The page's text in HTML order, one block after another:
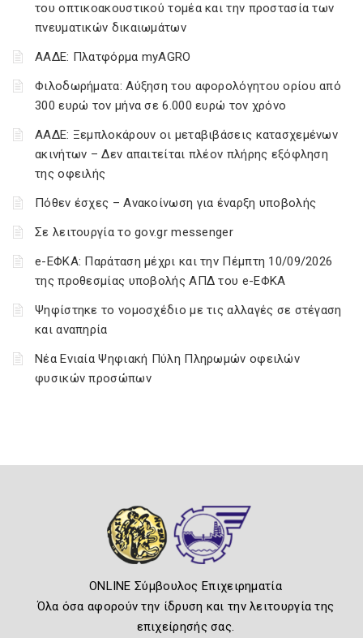
του οπτικοακουστικού τομέα και την προστασία των
πνευματικών δικαιωμάτων
ΑΑΔΕ: Πλατφόρμα myAGRO
Φιλοδωρήματα: Αύξηση του αφορολόγητου ορίου από
300 ευρώ τον μήνα σε 6.000 ευρώ τον χρόνο
ΑΑΔΕ: Ξεμπλοκάρουν οι μεταβιβάσεις κατασχεμένων
ακινήτων – Δεν απαιτείται πλέον πλήρης εξόφληση
της οφειλής
Πόθεν έσχες – Ανακοίνωση για έναρξη υποβολής
Σε λειτουργία το gov.gr messenger
e-ΕΦΚΑ: Παράταση μέχρι και την Πέμπτη 10/09/2026
της προθεσμίας υποβολής ΑΠΔ του e-ΕΦΚΑ
Ψηφίστηκε το νομοσχέδιο με τις αλλαγές σε στέγαση
και αναπηρία
Νέα Ενιαία Ψηφιακή Πύλη Πληρωμών οφειλών
φυσικών προσώπων
ONLINE Σύμβουλος Επιχειρηματία
Όλα όσα αφορούν την ίδρυση και την λειτουργία της
επιχείρησής σας.